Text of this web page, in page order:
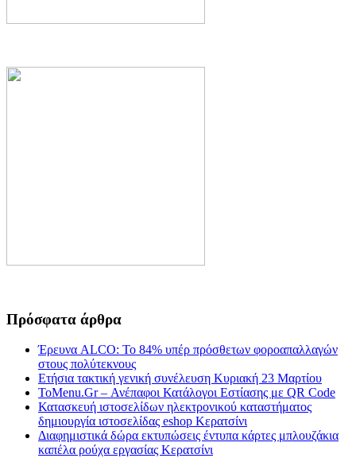
Πρόσφατα άρθρα
Έρευνα ALCO: Το 84% υπέρ πρόσθετων φοροαπαλλαγών
στους πολύτεκνους
Ετήσια τακτική γενική συνέλευση Κυριακή 23 Μαρτίου
ToMenu.Gr – Ανέπαφοι Κατάλογοι Εστίασης με QR Code
Κατασκευή ιστοσελίδων ηλεκτρονικού καταστήματος
δημιουργία ιστοσελίδας eshop Κερατσίνι
Διαφημιστικά δώρα εκτυπώσεις έντυπα κάρτες μπλουζάκια
καπέλα ρούχα εργασίας Κερατσίνι